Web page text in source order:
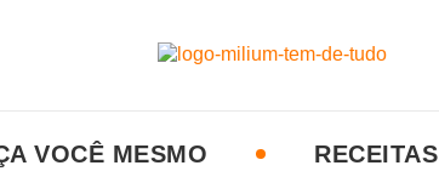
VOCÊ MESMO RECEITAS